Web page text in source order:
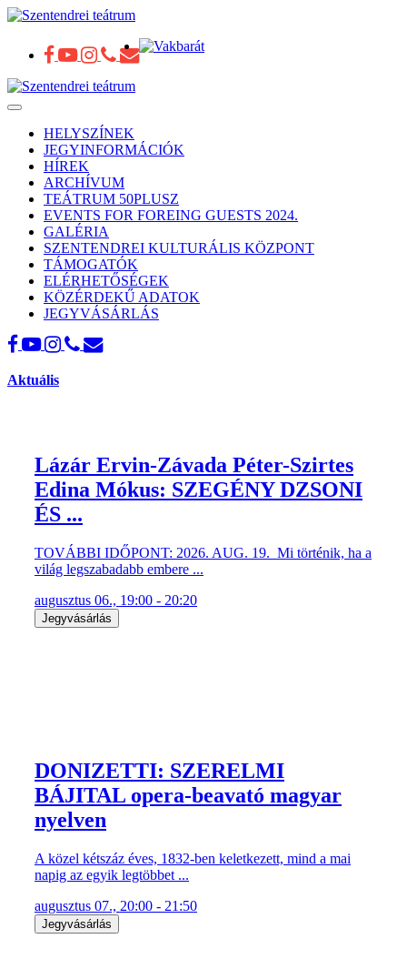
Toggle
navigationHELYSZÍNEK
JEGYINFORMÁCIÓK
HÍREK
ARCHÍVUM
TEÁTRUM 50PLUSZ
EVENTS FOR FOREING GUESTS 2024.
GALÉRIA
SZENTENDREI KULTURÁLIS KÖZPONT
TÁMOGATÓK
ELÉRHETŐSÉGEK
KÖZÉRDEKŰ ADATOK
JEGYVÁSÁRLÁS
Aktuális
Lázár Ervin-Závada Péter-Szirtes
Edina Mókus: SZEGÉNY DZSONI
ÉS ...
TOVÁBBI IDŐPONT: 2026. AUG. 19. Mi történik, ha a
világ legszabadabb embere ...
augusztus 06., 19:00 - 20:20
Jegyvásárlás
DONIZETTI: SZERELMI
BÁJITAL opera-beavató magyar
nyelven
A közel kétszáz éves, 1832-ben keletkezett, mind a mai
napig az egyik legtöbbet ...
augusztus 07., 20:00 - 21:50
Jegyvásárlás